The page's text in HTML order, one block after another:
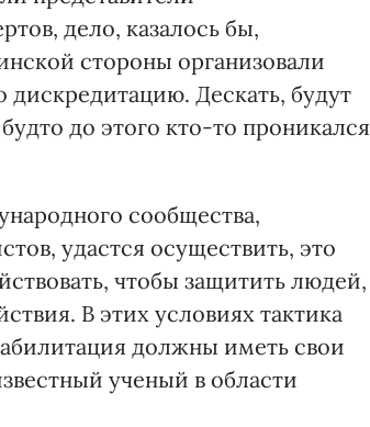
дело, казалось бы,
стороны организовали
Дескать, будут
до этого кто-то проникался
сообщества,
удастся осуществить, это
чтобы защитить людей,
В этих условиях тактика
должны иметь свои
ученый в области